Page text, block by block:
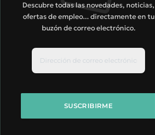
Descubre todas las novedades, noticias,
ofertas de empleo... directamente en tu
buzón de correo electrónico.